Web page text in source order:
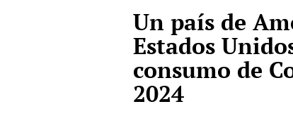
Un país de
Estados
consumo de
2024